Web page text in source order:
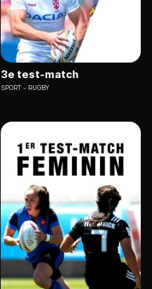
3e test-match
SPORT RUGBY